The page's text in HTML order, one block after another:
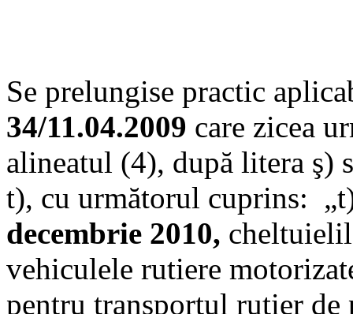
Se prelungise practic
34/11.04.2009 care zicea
alineatul (4), după litera ş)
t), cu următorul cuprins:
decembrie 2010,
vehiculele rutiere
pentru transportul rutier de